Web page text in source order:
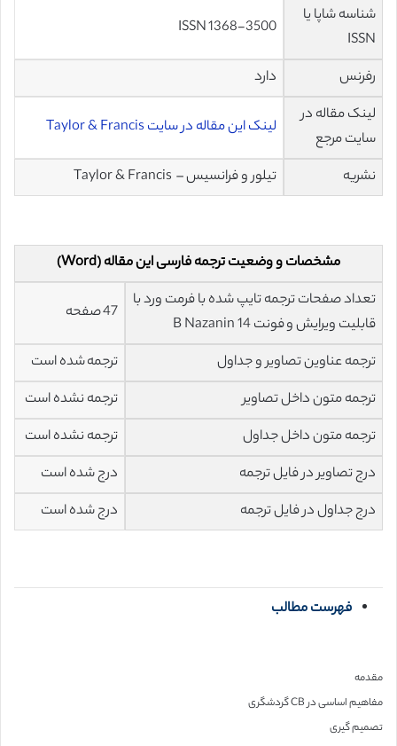
شناسه شاپا یا
ISSN
ISSN 1368-3500
رفرنس
دارد
لینک مقاله در
سایت مرجع
لینک این مقاله در سایت Taylor & Francis
نشریه تیلور و فرانسیس – Taylor & Francis
مشخصات و وضعیت ترجمه فارسی این مقاله (Word)
تعداد صفحات ترجمه تایپ شده با فرمت ورد با
قابلیت ویرایش و فونت 14 B Nazanin
47 صفحه
ترجمه عناوین تصاویر و جداول
ترجمه شده است
ترجمه متون داخل تصاویر
ترجمه نشده است
ترجمه متون داخل جداول
ترجمه نشده است
درج تصاویر در فایل ترجمه
درج شده است
درج جداول در فایل ترجمه
درج شده است
فهرست مطالب
مقدمه
مفاهیم اساسی در CB گردشگری
تصمیم گیری